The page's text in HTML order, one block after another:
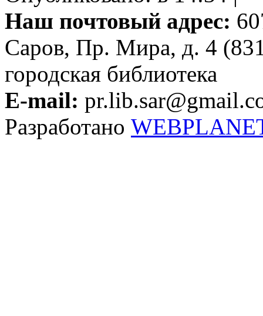
Наш почтовый адрес:
Саров, Пр. Мира, д. 4
городская библиотека
E-mail:
Разработано